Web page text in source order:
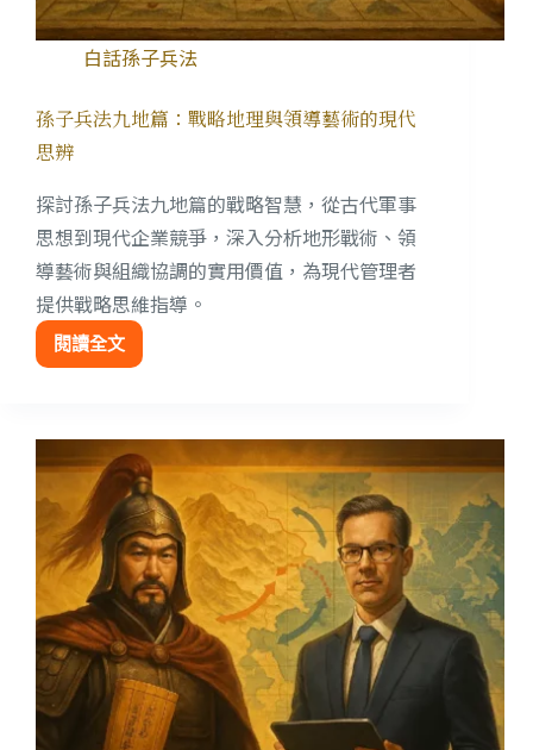
白話孫子兵法
孫子兵法九地篇：戰略地理與領導藝術的現代
思辨
探討孫子兵法九地篇的戰略智慧，從古代軍事
思想到現代企業競爭，深入分析地形戰術、領
導藝術與組織協調的實用價值，為現代管理者
提供戰略思維指導。
閱讀全文